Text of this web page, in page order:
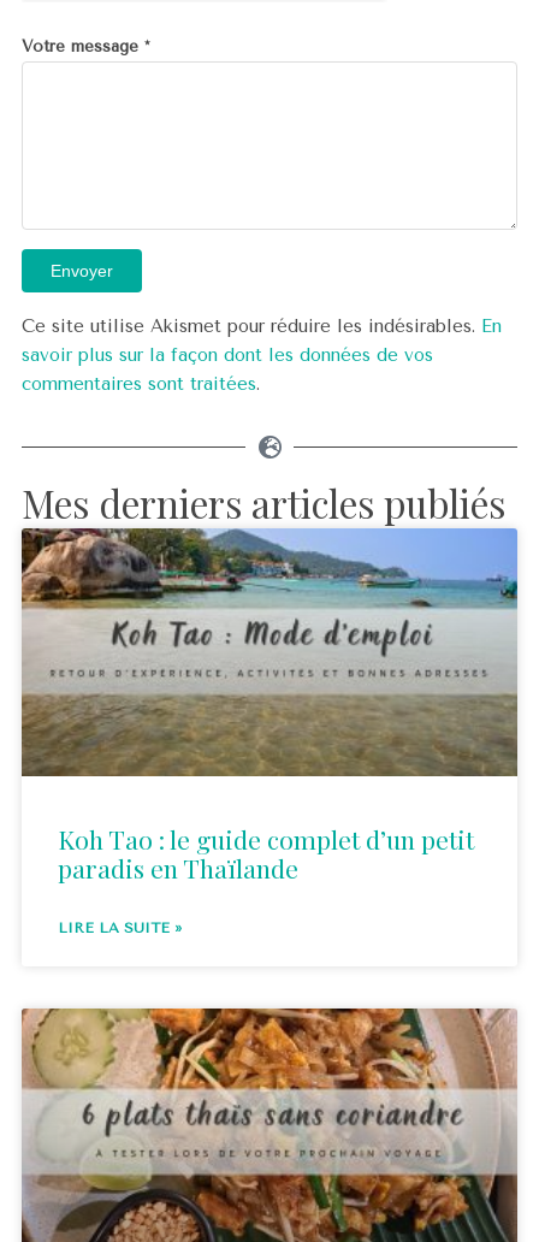
Votre message *
Envoyer
Ce site utilise Akismet pour réduire les indésirables. En
savoir plus sur la façon dont les données de vos
commentaires sont traitées.
Mes derniers articles publiés
Koh Tao : le guide complet d’un petit
paradis en Thaïlande
LIRE LA SUITE »